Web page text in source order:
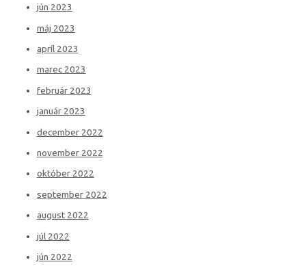
jún 2023
máj 2023
apríl 2023
marec 2023
február 2023
január 2023
december 2022
november 2022
október 2022
september 2022
august 2022
júl 2022
jún 2022